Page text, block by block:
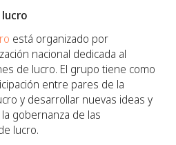
está organizado por
nacional dedicada al
de lucro. El grupo tiene como
entre pares de la
y desarrollar nuevas ideas y
gobernanza de las
lucro.